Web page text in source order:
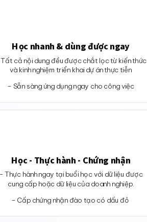
Học nhanh & dùng được ngay
cả nội dung đều được chắt lọc từ kiến thức
và kinh nghiệm triển khai dự án thực tiễn
– Sẵn sàng ứng dụng ngay cho công việc
Học - Thực hành - Chứng nhận
– Thực hành ngay tại buổi học với dữ liệu được
cung cấp hoặc dữ liệu của doanh nghiệp.
– Cấp chứng nhận đào tạo có dấu đỏ